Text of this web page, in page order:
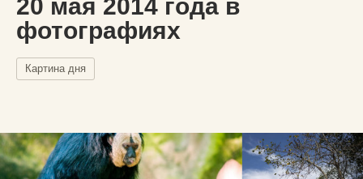
20 мая 2014 года в
фотографиях
Картина дня